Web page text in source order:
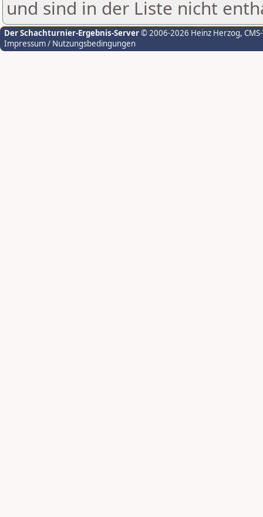
und sind in der Liste nicht
Der Schachturnier-Ergebnis-Server© 2006-2026 Heinz Herzog,
Impressum / Nutzungsbedingungen